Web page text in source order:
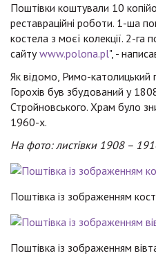
Поштівки коштували 10
реставраційні роботи. 1-ша
костела з моєї колекції. 2-га
сайтуwww.polona.pl", -
Як відомо, Римо-католицький
Горохів був збудований у
Стройновського. Храм було
1960-х.
На фото: листівки 1908 –
Поштівка із зображенням
Поштівка із зображенням